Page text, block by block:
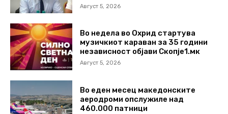
Август 5, 2026
Во недела во Охрид стартува
музичкиот караван за 35 години
независност објави Скопје1.мк
Август 5, 2026
Во еден месец македонските
аеродроми опслужиле над
460.000 патници